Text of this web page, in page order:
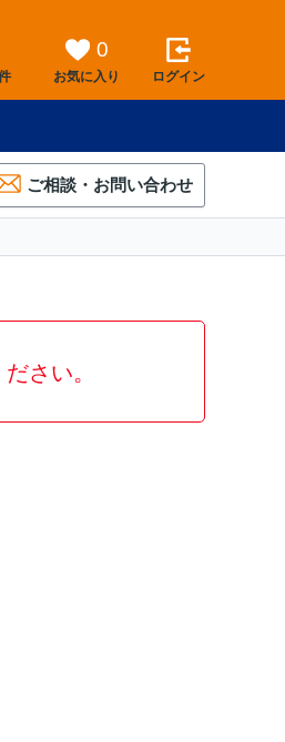
0
お気に入り ログイン
ご相談・お問い合わせ
さい。